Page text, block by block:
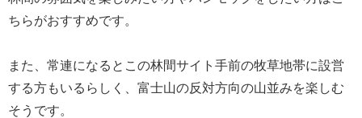
ちらがおすすめです。
また、常連になるとこの林間サイト手前の牧草地帯に設営
する方もいるらしく、富士山の反対方向の山並みを楽しむ
そうです。